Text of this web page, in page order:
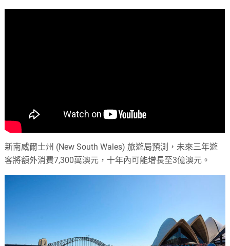
新南威爾士州 (New South Wales) 旅遊局預測，未來三年遊
客將額外消費7,300萬澳元，十年內可能增長至3億澳元。